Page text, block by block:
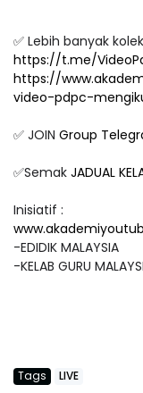
✅ Lebih banyak
https://t.me/
https://
video-pdpc-
✅ JOIN Group
✅Semak JADUAL
Inisiatif :
-EDIDIK MALAYSIA
-KELAB GURU
Tags LIVE